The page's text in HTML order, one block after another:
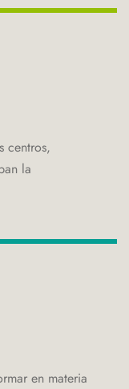
centros,
la
en materia